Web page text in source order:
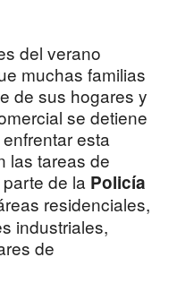
del verano
muchas familias
de sus hogares y
se detiene
esta
las tareas de
de la Policía
residenciales,
industriales,
de